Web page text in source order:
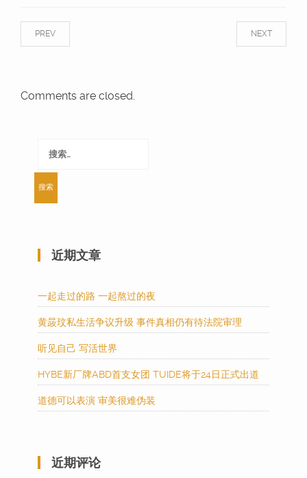
NEXT
PREV
Comments are closed.
索：
近期文章
一起走过的路 一起熬过的夜
黄晸玟私生活争议升级 事件真相仍有待法院审理
听见自己 写活世界
HYBE新厂牌ABD首支女团 TUIDE将于24日正式出道
道德可以表演 审美很难伪装
近期评论